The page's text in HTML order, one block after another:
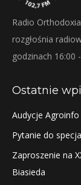
Radio
rozgłośnia
godzinach 16:00
Ostatnie
Audycje
Pytanie do
Zaproszenie na
Biasieda